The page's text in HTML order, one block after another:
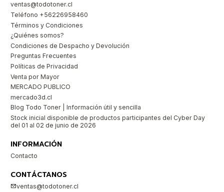
ventas@todotoner.cl
Teléfono +56226958460
Términos y Condiciones
¿Quiénes somos?
Condiciones de Despacho y Devolución
Preguntas Frecuentes
Políticas de Privacidad
Venta por Mayor
MERCADO PUBLICO
mercado3d.cl
Blog Todo Toner | Información útil y sencilla
Stock inicial disponible de productos participantes del Cyber Day
del 01 al 02 de junio de 2026
INFORMACIÓN
Contacto
CONTÁCTANOS
ventas@todotoner.cl